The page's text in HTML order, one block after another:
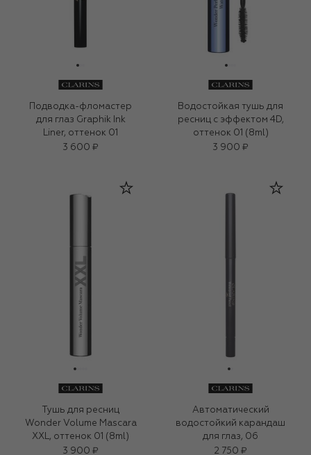
Подводка-фломастер
для глаз Graphik Ink
Liner, оттенок 01
3 600 ₽
Водостойкая тушь для
ресниц с эффектом 4D,
оттенок 01 (8ml)
3 900 ₽
Тушь для ресниц
Wonder Volume Mascara
XXL, оттенок 01 (8ml)
3 900 ₽
Автоматический
водостойкий карандаш
для глаз, 06
2 750 ₽